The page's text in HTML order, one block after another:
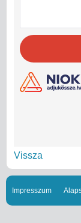
Vissza
Impresszum